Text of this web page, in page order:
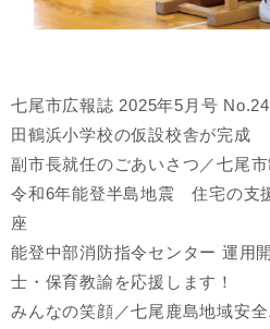
七尾市広報誌 2025年5月号
田鶴浜小学校の仮設校舎が完成
副市長就任のごあいさつ／七尾
令和6年能登半島地震 住宅の支
座
能登中部消防指令センター 運用
士・保育教諭を応援します！
みんなの笑顔／七尾鹿島地域安